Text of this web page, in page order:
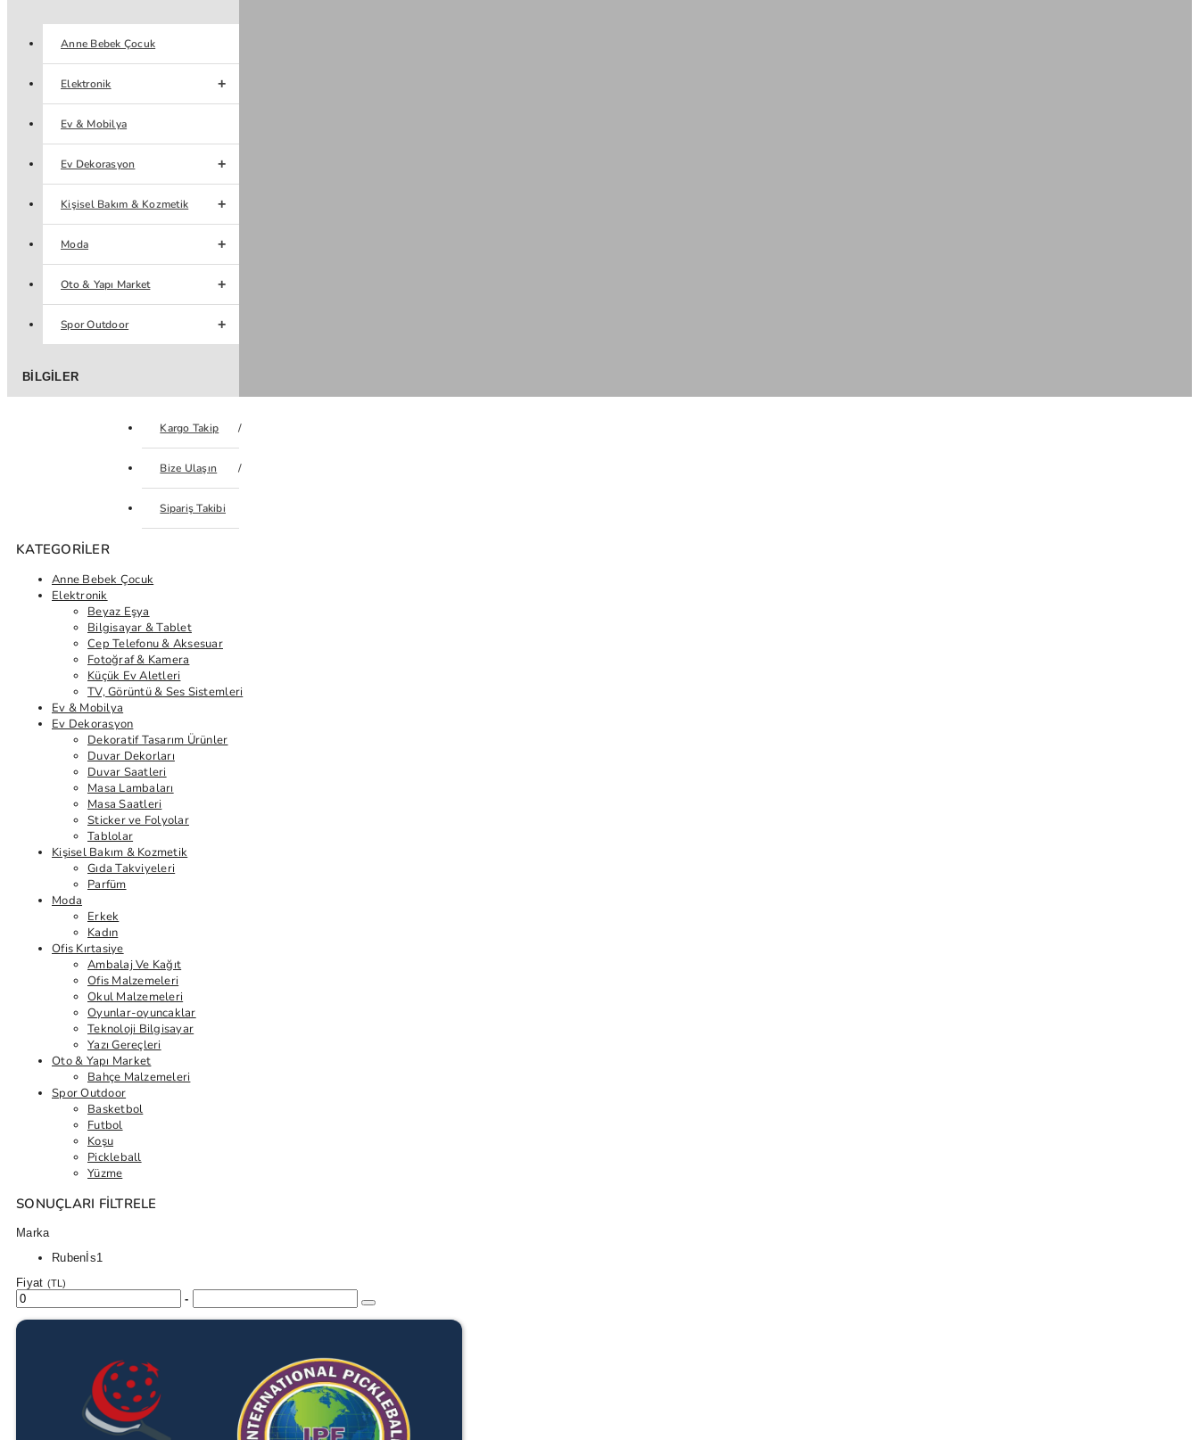
Anne Bebek Çocuk
Elektronik
Ev & Mobilya
Ev Dekorasyon
Kişisel Bakım & Kozmetik
Moda
Oto & Yapı Market
Spor Outdoor
BILGILER
Kargo Takip
Bize Ulaşın
Sipariş Takibi
KATEGORILER
Anne Bebek Çocuk
Elektronik
Beyaz Eşya
Bilgisayar & Tablet
Cep Telefonu & Aksesuar
Fotoğraf & Kamera
Küçük Ev Aletleri
TV, Görüntü & Ses Sistemleri
Ev & Mobilya
Ev Dekorasyon
Dekoratif Tasarım Ürünler
Duvar Dekorları
Duvar Saatleri
Masa Lambaları
Masa Saatleri
Sticker ve Folyolar
Tablolar
Kişisel Bakım & Kozmetik
Gıda Takviyeleri
Parfüm
Moda
Erkek
Kadın
Ofis Kırtasiye
Ambalaj Ve Kağıt
Ofis Malzemeleri
Okul Malzemeleri
Oyunlar-oyuncaklar
Teknoloji Bilgisayar
Yazı Gereçleri
Oto & Yapı Market
Bahçe Malzemeleri
Spor Outdoor
Basketbol
Futbol
Koşu
Pickleball
Yüzme
SONUÇLARI FILTRELE
Marka
Rubenİs1
Fiyat (TL)
-